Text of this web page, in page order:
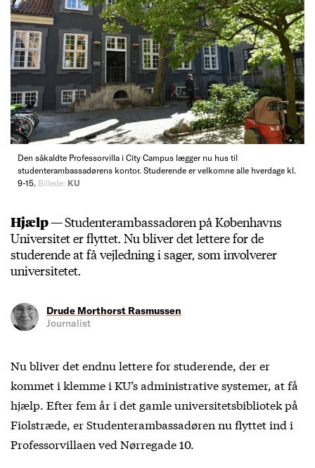
Den såkaldte Professorvilla i City Campus lægger nu hus til
studenterambassadørens kontor. Studerende er velkomne alle hverdage kl.
9-15. Billede: KU
Hjælp —Studenterambassadøren på Københavns
Universitet er flyttet. Nu bliver det lettere for de
studerende at få vejledning i sager, som involverer
universitetet.
Drude Morthorst Rasmussen
Journalist
Nu bliver det endnu lettere for studerende, der er
kommet i klemme i KU’s administrative systemer, at få
hjælp. Efter fem år i det gamle universitetsbibliotek på
Fiolstræde, er Studenterambassadøren nu flyttet ind i
Professorvillaen ved Nørregade 10.